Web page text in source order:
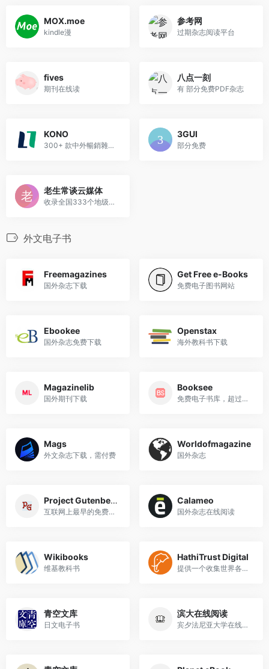
MOX.moe
kindle漫
参考网
过期杂志阅读平台
fives
期刊在线读
八点一刻
有 部分免费PDF杂志
KONO
300+ 款中外暢銷雜誌，可在线...
3GUI
部分免费
老生常谈云媒体
收录全国333个地级城市的报纸
外文电子书
Freemagazines
国外杂志下载
Get Free e-Books
免费电子图书网站
Ebookee
国外杂志免费下载
Openstax
海外教科书下载
Magazinelib
国外期刊下载
Booksee
免费电子书库，超过200万本书...
Mags
外文杂志下载，需付费
Worldofmagazine
国外杂志
Project Gutenberg
互联网上最早的免费电子书网...
Calameo
国外杂志在线阅读
Wikibooks
维基教科书
HathiTrust Digital
提供一个收集世界各地的数以...
青空文库
日文电子书
滨大在线阅读
宾夕法尼亚大学在线阅读，超...